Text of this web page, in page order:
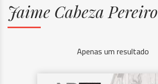
Jaime Cabeza Pereiro
Apenas um resultado